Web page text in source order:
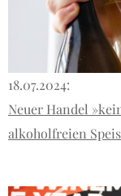
18.07.2024:
Neuer Handel
alkoholfreien